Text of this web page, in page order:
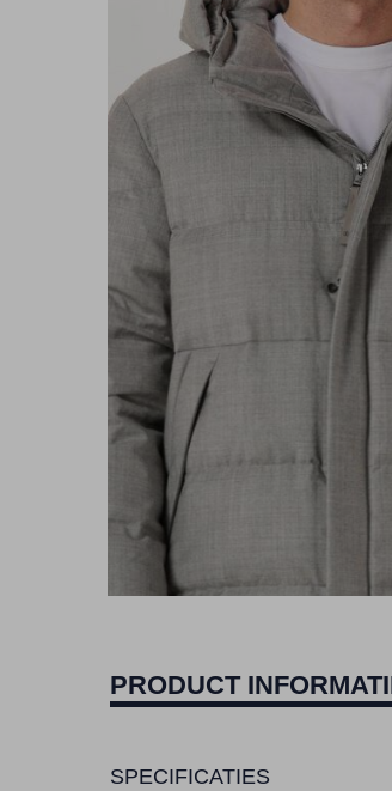
PRODUCT
SPECIFICATIES